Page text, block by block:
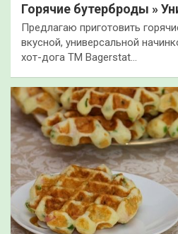
Горячие бутерброды »
Предлагаю приготовить
вкусной, универсальной
хот-дога ТМ Bagerstat…